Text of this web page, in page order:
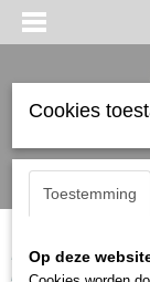
Inloggen
Home >Dames
lichtblauw/grijs.
Cookies
Toestemming
Op deze